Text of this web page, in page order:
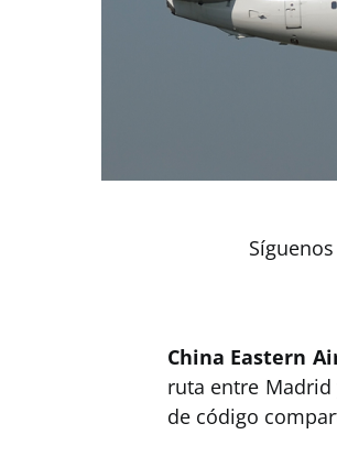
China Eastern
ruta entre Madrid
de código